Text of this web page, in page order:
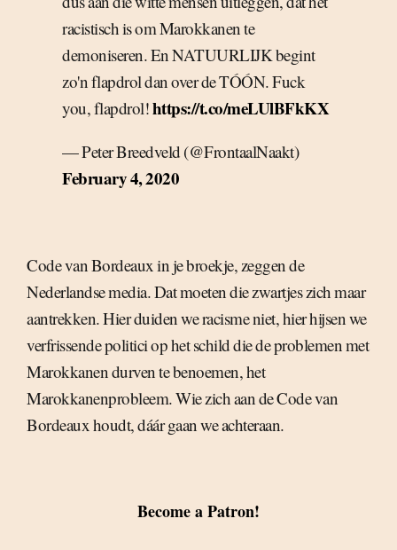
racistisch is om Marokkanen te
demoniseren. En NATUURLIJK begint
zo'n flapdrol dan over de TÓÓN. Fuck
you, flapdrol!https://t.co/meLUlBFkKX
— Peter Breedveld (@FrontaalNaakt)
February 4, 2020
Code van Bordeaux in je broekje, zeggen de
Nederlandse media. Dat moeten die zwartjes zich maar
aantrekken. Hier duiden we racisme niet, hier hijsen we
verfrissende politici op het schild die de problemen met
Marokkanen durven te benoemen, het
Marokkanenprobleem. Wie zich aan de Code van
Bordeaux houdt, dáár gaan we achteraan.
Become a Patron!